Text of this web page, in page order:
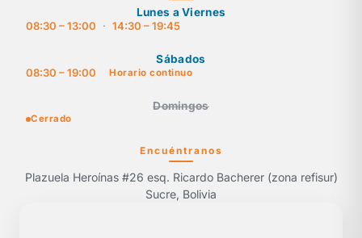
Lunes a Viernes
08:30 – 13:00
· 14:30 – 19:45
Sábados
08:30 – 19:00
Horario continuo
Domingos
Cerrado
Encuéntranos
Plazuela Heroínas #26 esq. Ricardo Bacherer (zona refisur)
Sucre, Bolivia